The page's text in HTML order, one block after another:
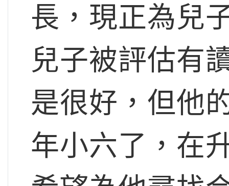
長，現正為兒
兒子被評估有
是很好，但他
年小六了，在